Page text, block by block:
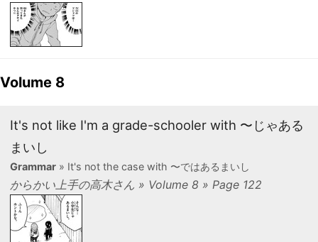
Volume 8
It's not like I'm a grade-schooler with 〜じゃある
まいし
Grammar» It's not the case with 〜ではあるまいし
からかい上手の高木さん » Volume 8 » Page 122